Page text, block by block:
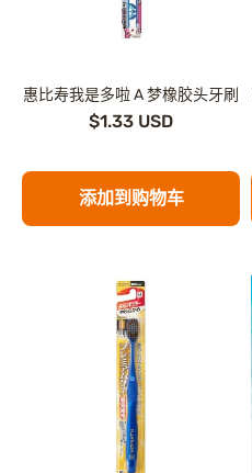
惠比寿我是多啦 A 梦橡胶头牙刷
$1.33 USD
添加到购物车